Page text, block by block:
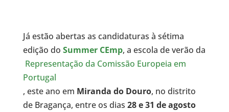
Já estão abertas as candidaturas à sétima
edição do Summer CEmp, a escola de verão da
Representação da Comissão Europeia em
Portugal
, este ano em Miranda do Douro, no distrito
de Bragança, entre os dias 28 e 31 de agosto